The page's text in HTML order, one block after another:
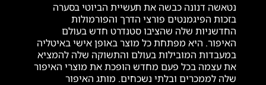
נטאשה דנונה כבשה את תעשיית הביוטי בסערה
בזכות הפיגמנטים פורצי הדרך והפורמולות
החדשניות שלה שהציבו סטנדרט חדש בעולם
האיפור. היא מפתחת כל מוצר באופן אישי באיטליה
במעבדות המובילות בעולם והתשוקה שלה להמציא
את עצמה בכל פעם מחדש הופכת את מוצרי האיפור
שלה לממכרים ובלתי נשכחים. מותג האיפור